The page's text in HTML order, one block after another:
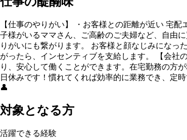
【仕事のやりがい】 ・お客様との距離が近い 宅
子様がいるママさん、ご高齢のご夫婦など、自由
りがいにも繋がります。 お客様と顔なじみになっ
がったら、インセンティブを支給します。 【会社
り、安心して働くことができます。在宅勤務の方
日休みです！慣れてくれば効率的に業務でき、定
👤
対象となる方
活躍できる経験